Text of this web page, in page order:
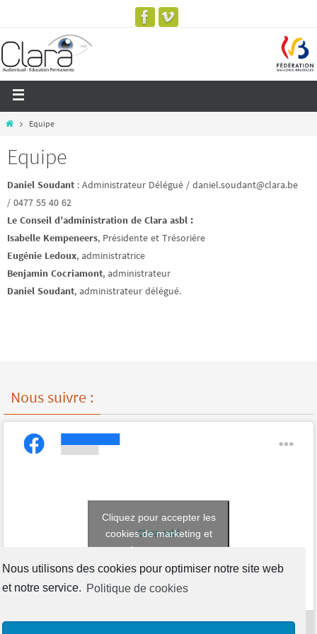
Nous utilisons des cookies pour optimiser notre site web
et notre service. Politique de cookies
Equipe
Equipe
Daniel Soudant : Administrateur Délégué / daniel.soudant@clara.be
/ 0477 55 40 62
Le Conseil d’administration de Clara asbl :
Isabelle Kempeneers, Présidente et Trésorière
Eugénie Ledoux, administratrice
Benjamin Cocriamont, administrateur
Daniel Soudant, administrateur délégué.
Nous suivre :
Clara asbl
Cliquez pour accepter les
cookies de marketing et
activer ce contenu